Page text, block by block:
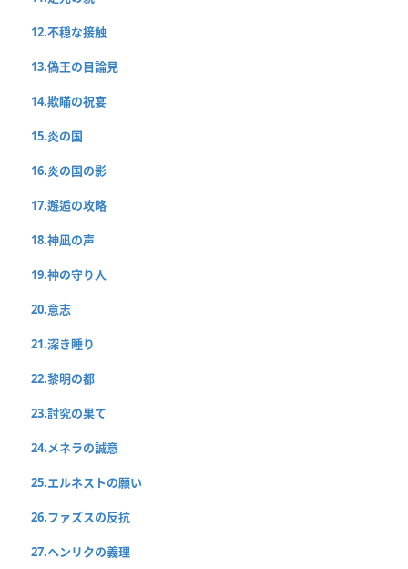
12.不穏な接触
13.偽王の目論見
14.欺瞞の祝宴
15.炎の国
16.炎の国の影
17.邂逅の攻略
18.神凪の声
19.神の守り人
20.意志
21.深き睡り
22.黎明の都
23.討究の果て
24.メネラの誠意
25.エルネストの願い
26.ファズスの反抗
27.ヘンリクの義理